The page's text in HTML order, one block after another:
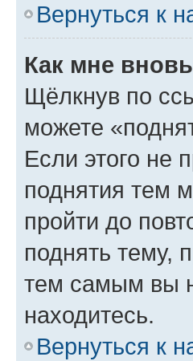
Вернуться к
Как мне
Щёлкнув по
можете
Если этого не
поднятия тем
пройти до
поднять тему,
тем самым вы
находитесь.
Вернуться к